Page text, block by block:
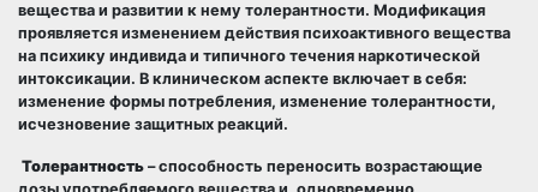
вещества и развитии к нему толерантности. Модификация
проявляется изменением действия психоактивного вещества
на психику индивида и типичного течения наркотической
интоксикации. В клиническом аспекте включает в себя:
изменение формы потребления, изменение толерантности,
исчезновение защитных реакций.
Толерантность – способность переносить возрастающие